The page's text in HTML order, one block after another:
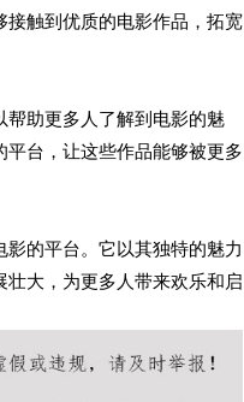
触到优质的电影作品，拓宽
帮助更多人了解到电影的魅
台，让这些作品能够被更多
的平台。它以其独特的魅力
大，为更多人带来欢乐和启